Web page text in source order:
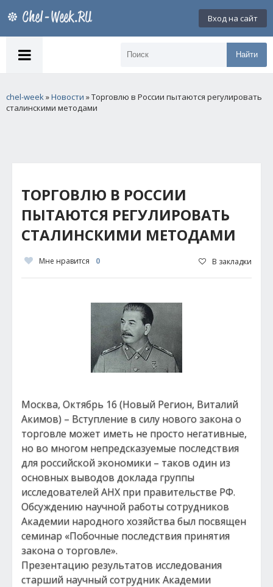
Вход на сайт
Найти
chel-week»Новости » Торговлю в России пытаются регулировать
сталинскими методами
ТОРГОВЛЮ В РОССИИ
ПЫТАЮТСЯ РЕГУЛИРОВАТЬ
СТАЛИНСКИМИ МЕТОДАМИ
Мне нравится 0 В закладки
Москва, Октябрь 16 (Новый Регион, Виталий
Акимов) – Вступление в силу нового закона о
торговле может иметь не просто негативные,
но во многом непредсказуемые последствия
для российской экономики – таков один из
основных выводов доклада группы
исследователей АНХ при правительстве РФ.
Обсуждению научной работы сотрудников
Академии народного хозяйства был посвящен
семинар «Побочные последствия принятия
закона о торговле».
Презентацию результатов исследования
старший научный сотрудник Академии